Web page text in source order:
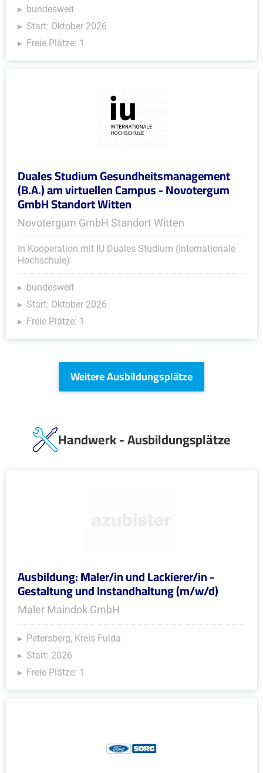
bundesweit
Start: Oktober 2026
Freie Plätze: 1
Duales Studium Gesundheitsmanagement
(B.A.) am virtuellen Campus - Novotergum
GmbH Standort Witten
Novotergum GmbH Standort Witten
In Kooperation mit IU Duales Studium (Internationale
Hochschule)
bundesweit
Start: Oktober 2026
Freie Plätze: 1
Weitere Ausbildungsplätze
Handwerk - Ausbildungsplätze
Ausbildung: Maler/in und Lackierer/in -
Gestaltung und Instandhaltung (m/w/d)
Maler Maindok GmbH
Petersberg, Kreis Fulda
Start: 2026
Freie Plätze: 1